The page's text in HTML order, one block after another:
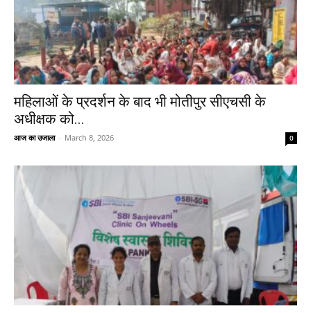
महिलाओं के प्रदर्शन के बाद भी मोतीपुर सीएचसी के
अधीक्षक को...
आज का उजाला - March 8, 2026 0